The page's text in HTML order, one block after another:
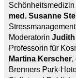
Schönheitsmedizin
med. Susanne
Moderatorin Judith
Professorin für
Martina Kerscher,
Brenners Park-